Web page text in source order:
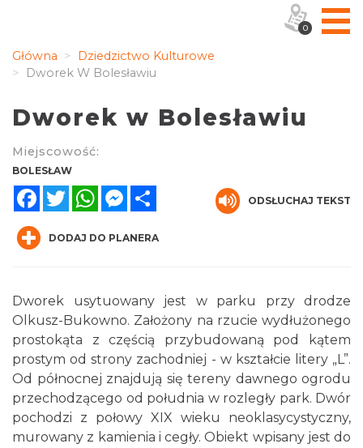
Główna
Dziedzictwo Kulturowe
Dworek W Bolesławiu
Dworek w Bolesławiu
Miejscowość:
BOLESŁAW
FacebookTwitterWhatsAppMessenger
ODSŁUCHAJ TEKST
DODAJ DO PLANERA
Dworek usytuowany jest w parku przy drodze
Olkusz-Bukowno. Założony na rzucie wydłużonego
prostokąta z częścią przybudowaną pod kątem
prostym od strony zachodniej - w kształcie litery „L”.
Od północnej znajdują się tereny dawnego ogrodu
przechodzącego od południa w rozległy park. Dwór
pochodzi z połowy XIX wieku neoklasycystyczny,
murowany z kamienia i cegły. Obiekt wpisany jest do
0